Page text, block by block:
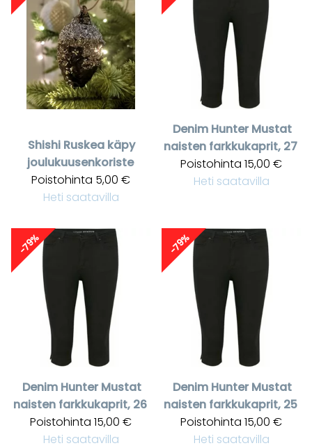
Shishi Ruskea käpy
joulukuusenkoriste
Poistohinta 5,00 €
Heti saatavilla
Denim Hunter Mustat
naisten farkkukaprit, 27
Poistohinta 15,00 €
Heti saatavilla
-79%
Denim Hunter Mustat
naisten farkkukaprit, 26
Poistohinta 15,00 €
Heti saatavilla
-79%
Denim Hunter Mustat
naisten farkkukaprit, 25
Poistohinta 15,00 €
Heti saatavilla